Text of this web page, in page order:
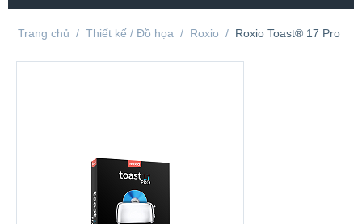
Trang chủ / Thiết kế / Đồ họa / Roxio / Roxio Toast® 17 Pro